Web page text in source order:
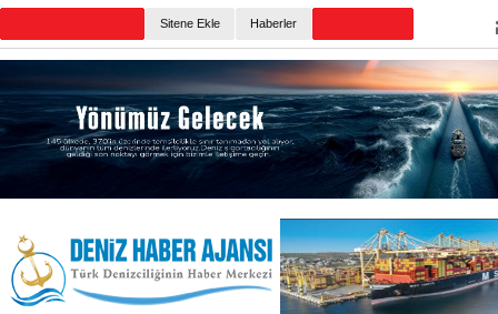
Sitene Ekle Haberler